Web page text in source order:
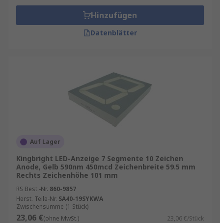
Aufmerksamkeit der Betrachter auf sich zieht
und für eine beeindruckende Markendarstellung
Ein herausragendes Merkmal von LED
Displays ist ihre Flexibilität in Bezug auf Größe
und Form. Unternehmen können
maßgeschneiderte Lösungen erstellen, die
perfekt zu ihren Räumlichkeiten passen. Von
Outdoor-Screens – die Vielseitigkeit von LED
Displays ermöglicht es, jede Werbebotschaft
optimal zu präsentieren.
Energieeffizienz und Umweltfreundlichkeit:
Nachhaltige Technologie für eine grüne
Zukunft:LED Displays sind nicht nur visuell
Hinzufügen
Datenblätter
Auf Lager
Kingbright LED-Anzeige 7 Segmente 10 Zeichen
Anode, Gelb 590nm 450mcd Zeichenbreite 59.5 mm
Rechts Zeichenhöhe 101 mm
RS Best.-Nr. 860-9857
Herst. Teile-Nr. SA40-19SYKWA
Zwischensumme (1 Stück)
23,06 €(ohne MwSt.) 23,06 €/Stück